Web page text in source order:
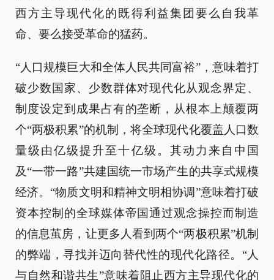
西方主导现代化的既得利益集团要么自我革
命、要么接受革命的猛药。
“人口规模巨大和全体人民共同富裕”，意味着打
破少数国家、少数群体对现代化从观念界定、
制度设定到成果占有的垄断，从根本上颠覆两
个“两极积累”的机制，将全球现代化覆盖人口数
量级由亿级提升至十亿级。其动力来自中国
及“一带一路”共建国统一市场产生的共享式规模
经济。“物质文明和精神文明相协调”意味着打破
资本控制的全球媒体帝国通过观念操控而制造
的信息茧房，让更多人看到两个“两极积累”机制
的弊端，寻找并迈向替代性的现代化路径。“人
与自然和谐共生”意味着阻止西方主导现代化的